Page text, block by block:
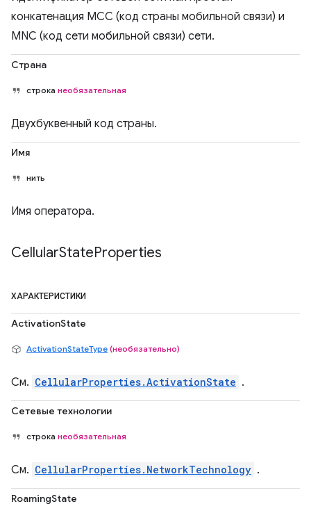
конкатенация MCC (код страны мобильной связи) и
MNC (код сети мобильной связи) сети.
Страна
строка необязательная
Двухбуквенный код страны.
Имя
нить
Имя оператора.
CellularStateProperties
ХАРАКТЕРИСТИКИ
ActivationState
ActivationStateType (необязательно)
См. CellularProperties.ActivationState .
Сетевые технологии
строка необязательная
См. CellularProperties.NetworkTechnology .
RoamingState